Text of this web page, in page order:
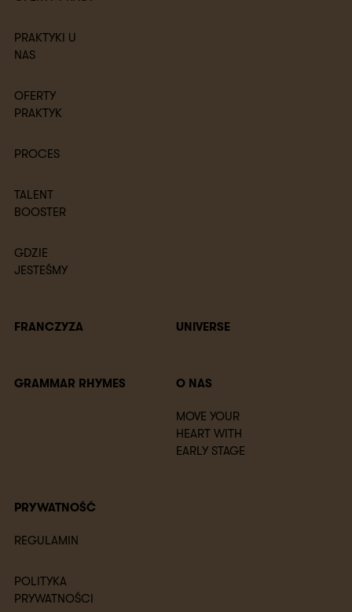
PRAKTYKI U
NAS
OFERTY
PRAKTYK
PROCES
TALENT
BOOSTER
GDZIE
JESTEŚMY
FRANCZYZA UNIVERSE
GRAMMAR RHYMES O NAS
MOVE YOUR
HEART WITH
EARLY STAGE
PRYWATNOŚĆ
REGULAMIN
POLITYKA
PRYWATNOŚCI